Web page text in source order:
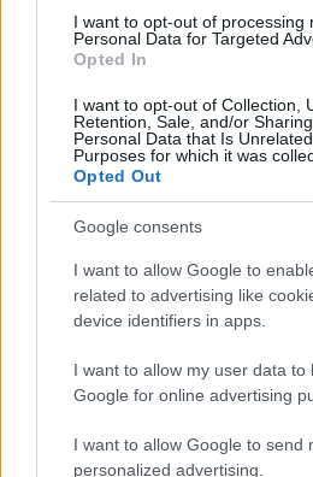
I want to opt-out of processing
Personal Data for Targeted
Opted In
I want to opt-out of Collection,
Retention, Sale, and/or
Personal Data that Is
Purposes for which it was
Opted Out
Google consents
I want to allow Google to
related to advertising like
device identifiers in apps.
I want to allow my user data to
Google for online advertising
I want to allow Google to send
personalized advertising.
TESTS.Cik
Latvijas dabu?
kokus, augus
attēlos!
“Vēl tikai 5 minūtes…”
nevainīgais rīta
Atcelt